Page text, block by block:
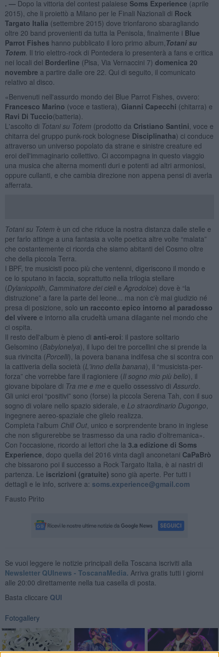
. — Dopo la vittoria del contest palaiese Soms Experience (aprile
2015), che li proiettò a Milano per le Finali Nazionali di Rock
Targato Italia (settembre 2015) dove trionfarono sbaragliando
oltre 20 band provenienti da tutta la Penisola, finalmente i Blue
Parrot Fishes hanno pubblicato il loro primo album, Totani su
Totem. Il trio elettro-rock di Pontedera lo presenterà a fans e critica
nei locali del Borderline (Pisa, Via Vernaccini 7) domenica 20
novembre a partire dalle ore 22. Qui di seguito, il comunicato
relativo al disco.
«Benvenuti nell'assurdo mondo dei Blue Parrot Fishes, ovvero:
Francesco Marino (voce e tastiera), Gianni Capecchi (chitarra) e
Ravi Di Tuccio(batteria).
L'ascolto di Totani su Totem (prodotto da Cristiano Santini , voce e
chitarra del gruppo punk-rock bolognese Disciplinatha) ci conduce
attraverso un universo popolato da strane e sinistre creature ed
eroi dell'immaginario collettivo. Ci accompagna in questo viaggio
una musica che alterna momenti duri e potenti ad altri armoniosi,
oppure cullanti, e che cambia direzione non appena pensi di averla
afferrata.
Totani su Totem è un cd che riduce la nostra distanza dalle stelle e
per farlo attinge a una fantasia a volte poetica altre volte “malata”
che costantemente ci ricorda che siamo abitanti del Cosmo oltre
che della piccola Terra.
I BPF, tre musicisti poco più che ventenni, digeriscono il mondo e
ce lo sputano in faccia, soprattutto nella trilogia stellare
(Dylaniopolih Camminatore dei cielie Agrodolce) dove è “la
distruzione” a fare la parte del leone... ma non c'è mai giudizio né
presa di posizione, solo un racconto epico intorno al paradosso
del vivere e intorno alla crudeltà umana dilagante nel mondo che
ci ospita.
Il resto dell'album è pieno di anti-eroi: il pastore solitario
Gelsomino (Babylonelya), il lupo dei tre porcellini che si prende la
sua rivincita (Porcelli), la povera banana indifesa che si scontra con
la cattiveria della società (L'inno della banana), il “musicista-per-
forza” che vorrebbe fare il ragioniere (Il sogno mio più bello), il
giovane bipolare di Tra me e me e quello ossessivo di Assurdo
Gli unici eroi “positivi” sono (forse) la piccola Serena Tah, con il suo
sogno di volare nello spazio siderale, e Lo straordinario Dugongo
ingegnere aereo-spaziale che glielo realizza.
Completa l'album Chill Out, unico e sorprendente brano in inglese
che non sfigurerebbe se trasmesso da una radio d'oltremanica».
Con l'occasione, ricordo ai lettori che la 3.a edizione di Soms
Experience , dopo quella del 2016 vinta dagli anconetani CaPaBrò
che bissarono poi il successo a Rock Targato Italia, è ai nastri di
partenza. Le iscrizioni (gratuite) sono già aperte. Per tutti i
dettagli e le info, scrivere a: soms.experience@gmail.com
Fausto Pirìto
Se vuoi leggere le notizie principali della Toscana iscriviti alla
Newsletter QUInews - ToscanaMedia. Arriva gratis tutti i giorni
alle 20:00 direttamente nella tua casella di posta.
Basta cliccare QUI
Fotogallery